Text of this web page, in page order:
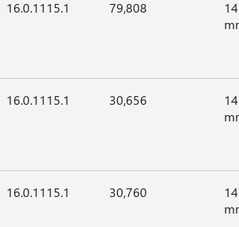
16.0.1115.1 79,808
16.0.1115.1 30,656
16.0.1115.1 30,760